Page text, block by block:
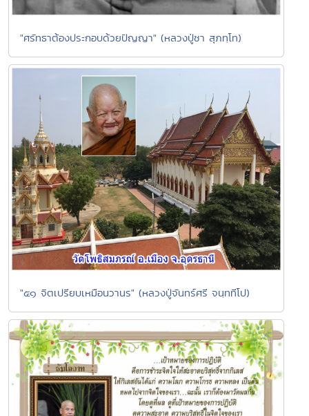
"ศรัทธาต้องประกอบด้วยปัญญา" (หลวงปู่ชา สุภทฺโท)
"๕๑ จิตเปรียบเหมือนวานร" (หลวงปู่จันทร์ศรี จนฺททีโป)